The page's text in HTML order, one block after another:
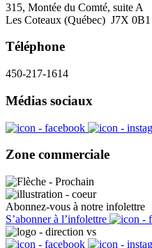
315, Montée du Comté, suite A
Les Coteaux (Québec) J7X 0B1
Téléphone
450-217-1614
Médias sociaux
Zone commerciale
Abonnez-vous à notre infolettre
S’abonner à l’infolettre